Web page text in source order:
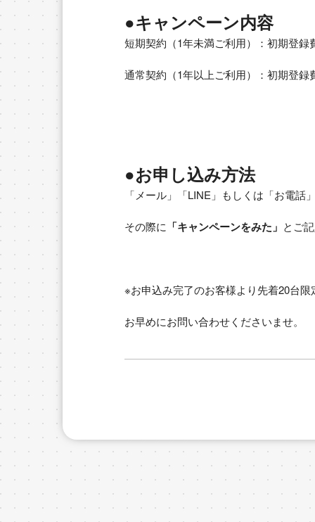
●キャンペーン内容
短期契約（1年未満ご利用）：初期登
通常契約（1年以上ご利用）：初期登録
●お申し込み方法
「メール」「LINE」もしくは「お電
その際に 「キャンペーンをみた」 とご
※お申込み完了のお客様より先着20台限
お早めにお問い合わせくださいませ。